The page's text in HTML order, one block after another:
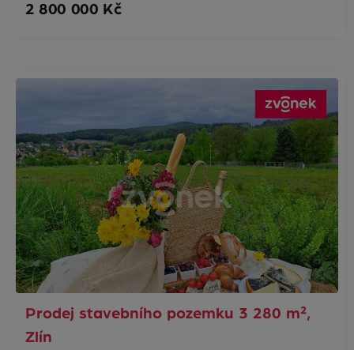
2 800 000 Kč
Prodej stavebního pozemku 3 280 m²,
Zlín